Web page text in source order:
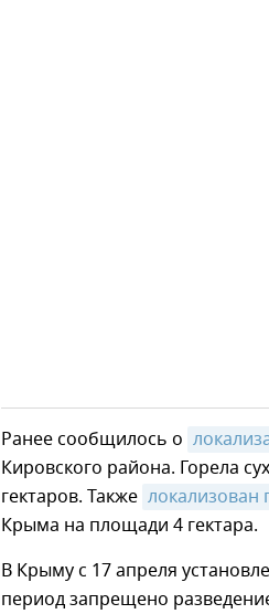
Ранее сообщилось о
Кировского района. Горела
гектаров. Также локализован
Крыма на площади 4 гектара.
В Крыму с 17 апреля
период запрещено